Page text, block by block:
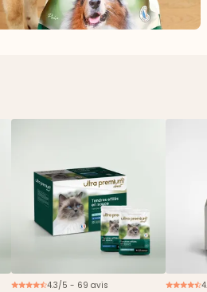
4.3/5 - 69 avis